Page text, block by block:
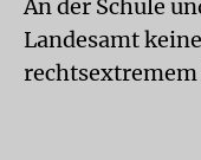
An der Schule
Landesamt